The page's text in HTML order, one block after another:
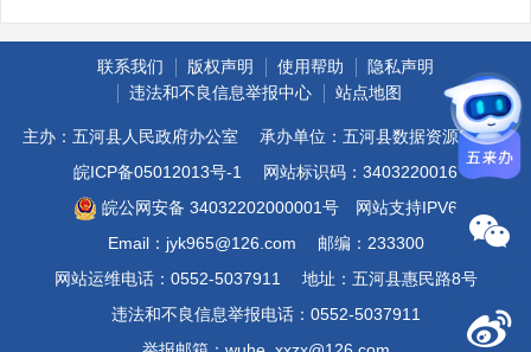
联系我们 版权声明 使用帮助
隐私声明
违法和不良信息举报中心
站点地图
主办：五河县人民政府办公室
承办单位：五河县数据资源管理局
皖ICP备05012013号-1
网站标识码：3403220016
皖公网安备 34032202000001号
网站支持IPV6
Email：jyk965@126.com
邮编：233300
网站运维电话：0552-5037911
地址：五河县惠民路8号
违法和不良信息举报电话：0552-5037911